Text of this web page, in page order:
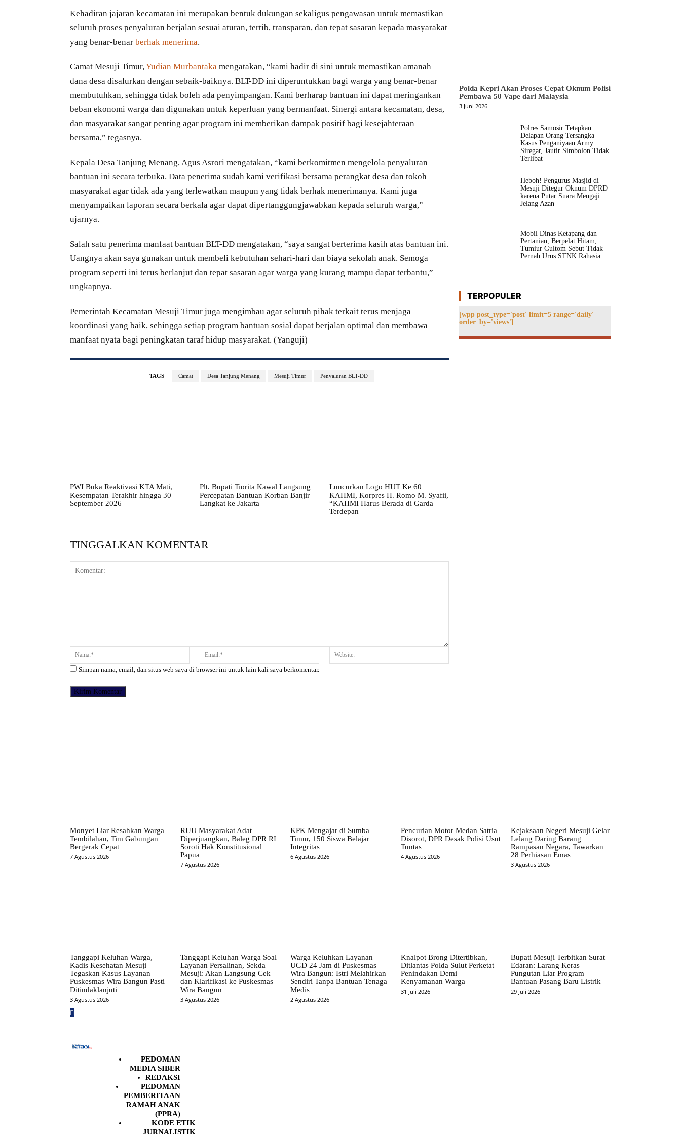
Kehadiran jajaran kecamatan ini merupakan bentuk dukungan sekaligus pengawasan untuk memastikan
seluruh proses penyaluran berjalan sesuai aturan, tertib, transparan, dan tepat sasaran kepada masyarakat
yang benar-benar berhak menerima.
Camat Mesuji Timur, Yudian Murbantaka mengatakan, “kami hadir di sini untuk memastikan amanah
dana desa disalurkan dengan sebaik-baiknya. BLT-DD ini diperuntukkan bagi warga yang benar-benar
membutuhkan, sehingga tidak boleh ada penyimpangan. Kami berharap bantuan ini dapat meringankan
beban ekonomi warga dan digunakan untuk keperluan yang bermanfaat. Sinergi antara kecamatan, desa,
dan masyarakat sangat penting agar program ini memberikan dampak positif bagi kesejahteraan
bersama,” tegasnya.
Kepala Desa Tanjung Menang, Agus Asrori mengatakan, “kami berkomitmen mengelola penyaluran
bantuan ini secara terbuka. Data penerima sudah kami verifikasi bersama perangkat desa dan tokoh
masyarakat agar tidak ada yang terlewatkan maupun yang tidak berhak menerimanya. Kami juga
menyampaikan laporan secara berkala agar dapat dipertanggungjawabkan kepada seluruh warga,”
ujarnya.
Salah satu penerima manfaat bantuan BLT-DD mengatakan, “saya sangat berterima kasih atas bantuan ini.
Uangnya akan saya gunakan untuk membeli kebutuhan sehari-hari dan biaya sekolah anak. Semoga
program seperti ini terus berlanjut dan tepat sasaran agar warga yang kurang mampu dapat terbantu,”
ungkapnya.
Pemerintah Kecamatan Mesuji Timur juga mengimbau agar seluruh pihak terkait terus menjaga
koordinasi yang baik, sehingga setiap program bantuan sosial dapat berjalan optimal dan membawa
manfaat nyata bagi peningkatan taraf hidup masyarakat. (Yanguji)
TAGS Camat Desa Tanjung Menang Mesuji Timur Penyaluran BLT-DD
PWI Buka Reaktivasi KTA Mati,
Kesempatan Terakhir hingga 30
September 2026
Plt. Bupati Tiorita Kawal Langsung
Percepatan Bantuan Korban Banjir
Langkat ke Jakarta
Luncurkan Logo HUT Ke 60
KAHMI, Korpres H. Romo M. Syafii,
“KAHMI Harus Berada di Garda
Terdepan
TINGGALKAN KOMENTAR
Komentar: Nama:* Email:*
Simpan nama, email, dan situs web saya di browser ini untuk lain kali saya berkomentar.
Polda Kepri Akan Proses Cepat Oknum Polisi
Pembawa 50 Vape dari Malaysia
3 Juni 2026
Polres Samosir Tetapkan
Delapan Orang Tersangka
Kasus Penganiyaan Army
Siregar, Jautir Simbolon Tidak
Terlibat
Heboh! Pengurus Masjid di
Mesuji Ditegur Oknum DPRD
karena Putar Suara Mengaji
Jelang Azan
Mobil Dinas Ketapang dan
Pertanian, Berpelat Hitam,
Tumiur Gultom Sebut Tidak
Pernah Urus STNK Rahasia
TERPOPULER
[wpp post_type='post' limit=5 range='daily'
order_by='views']
Monyet Liar Resahkan Warga
Tembilahan, Tim Gabungan
Bergerak Cepat
7 Agustus 2026
RUU Masyarakat Adat
Diperjuangkan, Baleg DPR RI
Soroti Hak Konstitusional
Papua
7 Agustus 2026
KPK Mengajar di Sumba
Timur, 150 Siswa Belajar
Integritas
6 Agustus 2026
Pencurian Motor Medan Satria
Disorot, DPR Desak Polisi Usut
Tuntas
4 Agustus 2026
Kejaksaan Negeri Mesuji Gelar
Lelang Daring Barang
Rampasan Negara, Tawarkan
28 Perhiasan Emas
3 Agustus 2026
Tanggapi Keluhan Warga,
Kadis Kesehatan Mesuji
Tegaskan Kasus Layanan
Puskesmas Wira Bangun Pasti
Ditindaklanjuti
3 Agustus 2026
Tanggapi Keluhan Warga Soal
Layanan Persalinan, Sekda
Mesuji: Akan Langsung Cek
dan Klarifikasi ke Puskesmas
Wira Bangun
3 Agustus 2026
Warga Keluhkan Layanan
UGD 24 Jam di Puskesmas
Wira Bangun: Istri Melahirkan
Sendiri Tanpa Bantuan Tenaga
Medis
2 Agustus 2026
Knalpot Brong Ditertibkan,
Ditlantas Polda Sulut Perketat
Penindakan Demi
Kenyamanan Warga
31 Juli 2026
Bupati Mesuji Terbitkan Surat
Edaran: Larang Keras
Pungutan Liar Program
Bantuan Pasang Baru Listrik
29 Juli 2026
PEDOMAN
MEDIA SIBER
REDAKSI
PEDOMAN
PEMBERITAAN
RAMAH ANAK
(PPRA)
KODE ETIK
JURNALISTIK